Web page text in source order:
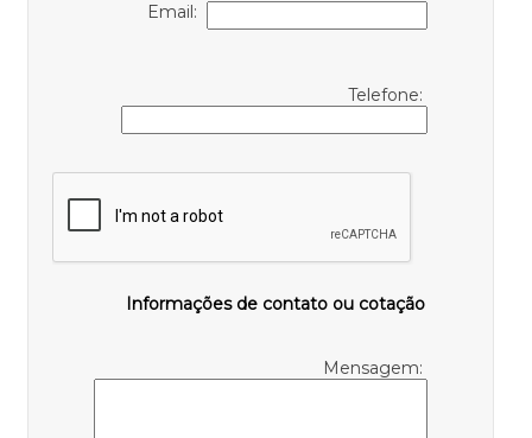
Email:
Telefone:
Informações de contato ou cotação
Mensagem: